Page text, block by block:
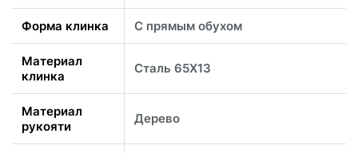
Форма клинка С прямым обухом
Материал
клинка
Сталь 65Х13
Материал
рукояти
Дерево